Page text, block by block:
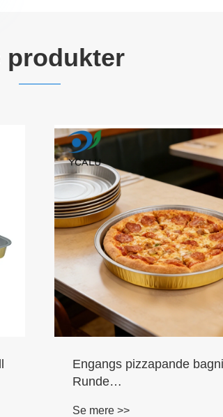
produkter
Engangs pizzapande
Runde
Se mere >>